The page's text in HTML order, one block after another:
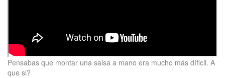
Pensabas que montar una salsa a mano era mucho más díficil. A
que si?